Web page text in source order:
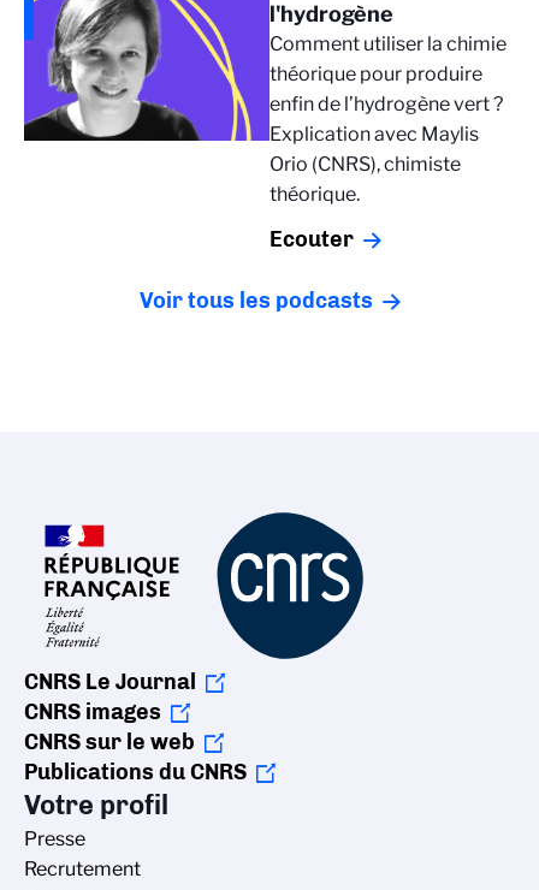
l'hydrogène
Comment utiliser la chimie
théorique pour produire
enfin de l’hydrogène vert ?
Explication avec Maylis
Orio (CNRS), chimiste
théorique.
Ecouter
Voir tous les podcasts
CNRS Le Journal
CNRS images
CNRS sur le web
Publications du CNRS
Votre profil
Presse
Recrutement